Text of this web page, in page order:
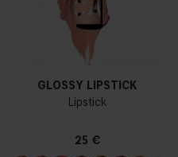
GLOSSY LIPSTICK
Lipstick
25 €